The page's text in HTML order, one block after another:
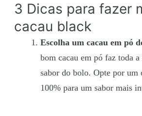
3 Dicas para fazer
cacau black
Escolha um cacau em pó
bom cacau em pó faz toda
sabor do bolo. Opte por um
100% para um sabor mais